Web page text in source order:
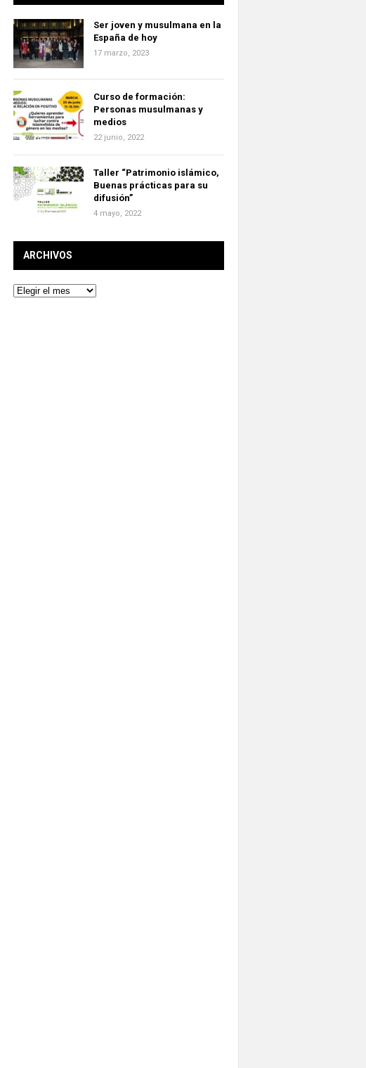
Ser joven y musulmana en la
España de hoy
17 marzo, 2023
Curso de formación:
Personas musulmanas y
medios
22 junio, 2022
Taller “Patrimonio islámico,
Buenas prácticas para su
difusión”
4 mayo, 2022
ARCHIVOS
Archivos